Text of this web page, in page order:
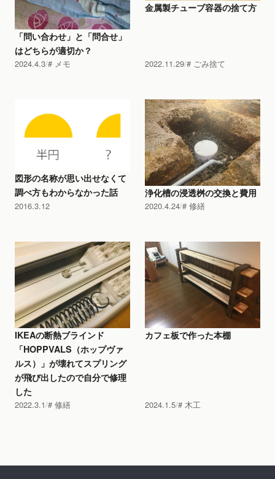
「問い合わせ」と「問合せ」
はどちらが適切か？
2024.4.3 メモ
金属製チューブ容器の捨て方
2022.11.29 ごみ捨て
図形の名称が思い出せなくて
調べ方もわからなかった話
2016.3.12
浄化槽の浸透桝の交換と費用
2020.4.24 修繕
IKEAの断熱ブラインド
「HOPPVALS（ホップヴァ
ルス）」が壊れてスプリング
が飛び出したので自分で修理
した
2022.3.1 修繕
カフェ板で作った本棚
2024.1.5 木工